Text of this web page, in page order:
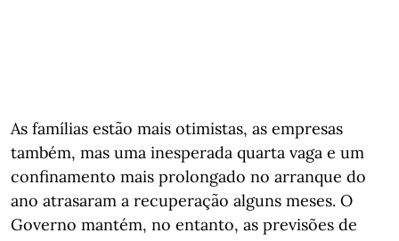
As famílias estão mais otimistas, as empresas
também, mas uma inesperada quarta vaga e um
confinamento mais prolongado no arranque do
ano atrasaram a recuperação alguns meses. O
Governo mantém, no entanto, as previsões de